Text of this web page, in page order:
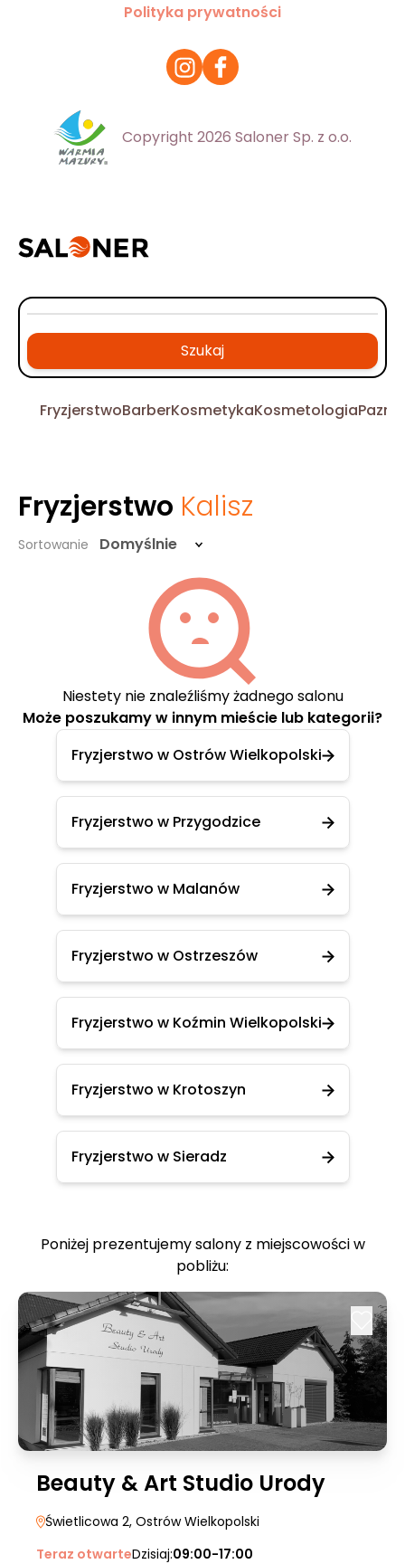
Polityka prywatności
Copyright 2026 Saloner Sp. z o.o.
Szukaj
FryzjerstwoBarberKosmetykaKosmetologia
Fryzjerstwo Kalisz
Sortowanie Domyślnie
Niestety nie znaleźliśmy żadnego salonu
Może poszukamy w innym mieście lub kategorii?
Fryzjerstwo w Ostrów Wielkopolski
Fryzjerstwo w Przygodzice
Fryzjerstwo w Malanów
Fryzjerstwo w Ostrzeszów
Fryzjerstwo w Koźmin Wielkopolski
Fryzjerstwo w Krotoszyn
Fryzjerstwo w Sieradz
Poniżej prezentujemy salony z miejscowości w
pobliżu:
Beauty & Art Studio Urody
Świetlicowa 2, Ostrów Wielkopolski
Teraz otwarteDzisiaj:09:00-17:00